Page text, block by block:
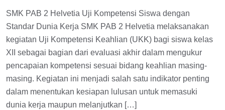
SMK PAB 2 Helvetia Uji Kompetensi Siswa dengan
Standar Dunia Kerja SMK PAB 2 Helvetia melaksanakan
kegiatan Uji Kompetensi Keahlian (UKK) bagi siswa kelas
XII sebagai bagian dari evaluasi akhir dalam mengukur
pencapaian kompetensi sesuai bidang keahlian masing-
masing. Kegiatan ini menjadi salah satu indikator penting
dalam menentukan kesiapan lulusan untuk memasuki
dunia kerja maupun melanjutkan […]